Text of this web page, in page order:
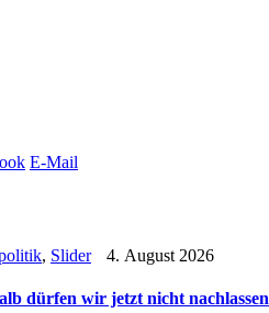
E-Mail
, Slider 4. August 2026
dürfen wir jetzt nicht nachlassen